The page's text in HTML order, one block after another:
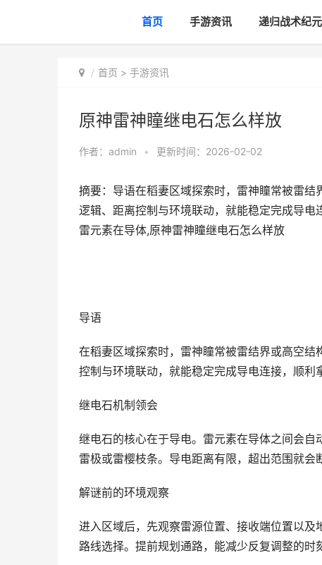
首页 手游资讯 递归战术纪元
首页 > 手游资讯
原神雷神瞳继电石怎么样放
作者： admin • 更新时间：2026-02-02
摘要：导语在稻妻区域探索时，雷神瞳常被雷
逻辑、距离控制与环境联动，就能稳定完成导电
雷元素在导体,原神雷神瞳继电石怎么样放
导语
在稻妻区域探索时，雷神瞳常被雷结界或高空
控制与环境联动，就能稳定完成导电连接，顺利
继电石机制领会
继电石的核心在于导电。雷元素在导体之间会
雷极或雷樱枝条。导电距离有限，超出范围就会
解谜前的环境观察
进入区域后，先观察雷源位置、接收端位置以
路线选择。提前规划通路，能减少反复调整的时